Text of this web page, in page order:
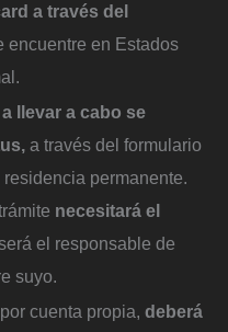
a través del
encuentre en Estados
llevar a cabo se
a través del formulario
permanente.
necesitará el
el responsable de
suyo.
cuenta propia, deberá